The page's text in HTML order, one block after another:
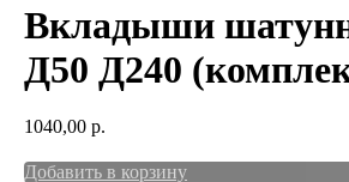
Вкладыши
Д50 Д240
1040,00 р.
Добавить в корзину